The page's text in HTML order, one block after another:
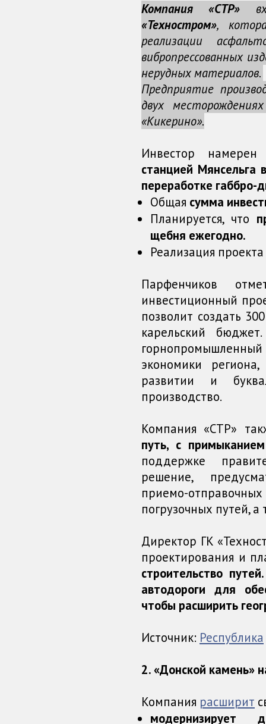
Компания «СТР»
«Техностром»,
реализации
вибропрессованных
нерудных материалов.
Предприятие
двух
«Кикерино».
Инвестор
станцией
переработке габбро-
Общая сумма
Планируется, что
щебня ежегодно.
Реализация
Парфенчиков
инвестиционный
позволит создать
карельский
экономики
развитии и
производство.
Компания «СТР»
путь, с
поддержке
решение,
приемо-
погрузочных путей,
Директор ГК
проектирования и
строительство путей.
автодороги для
чтобы расширить
Источник: Республика
2. «Донской камень»
Компания расширит
модернизирует